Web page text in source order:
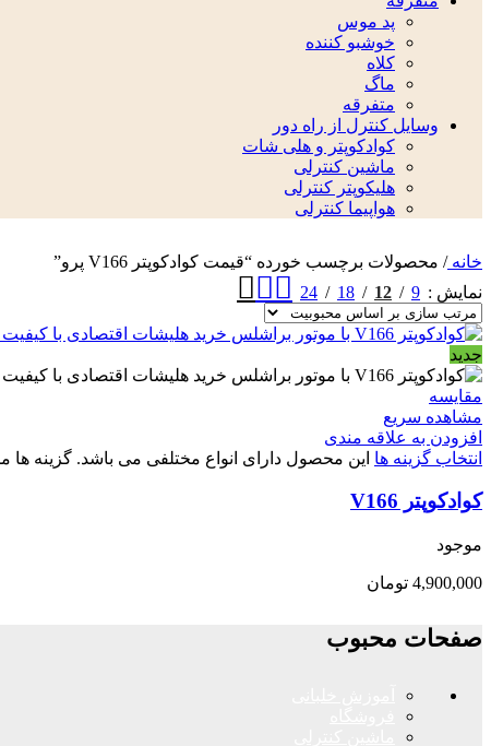
پد موس
خوشبو کننده
کلاه
ماگ
متفرقه
وسایل کنترل از راه دور
کوادکوپتر و هلی شات
ماشین کنترلی
هلیکوپتر کنترلی
هواپیما کنترلی
خانه/ محصولات برچسب خورده “قیمت کوادکوپتر V166 پرو”
نمایش
9
12
18
24
جدید
مقایسه
مشاهده سریع
افزودن به علاقه مندی
انتخاب گزینه ها این محصول دارای انواع مختلفی می باشد. گزینه
کوادکوپتر V166
موجود
4,900,000 تومان
صفحات محبوب